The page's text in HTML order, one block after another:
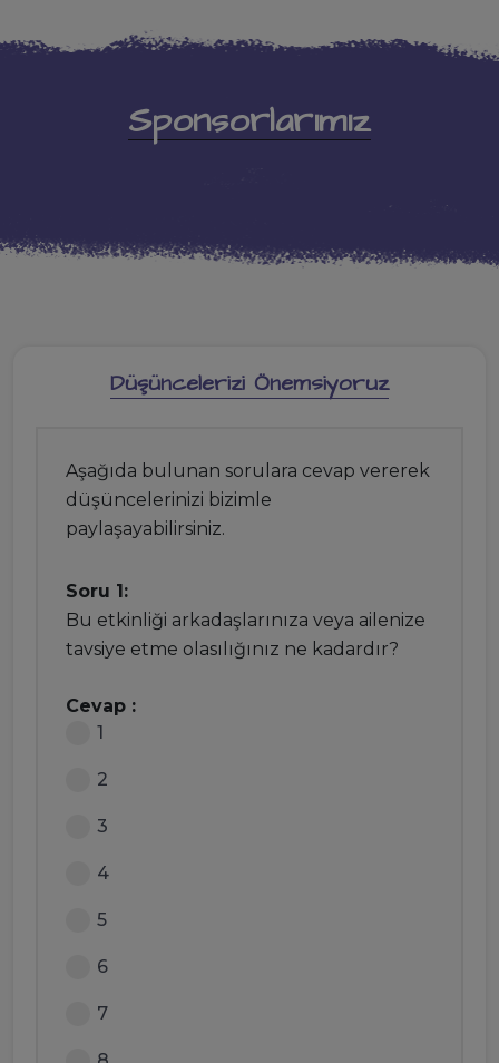
Sponsorlarımız
Düşüncelerizi Önemsiyoruz
Aşağıda bulunan sorulara cevap vererek
düşüncelerinizi bizimle
paylaşayabilirsiniz.
Soru 1:
Bu etkinliği arkadaşlarınıza veya ailenize
tavsiye etme olasılığınız ne kadardır?
Cevap :
1
2
3
4
5
6
7